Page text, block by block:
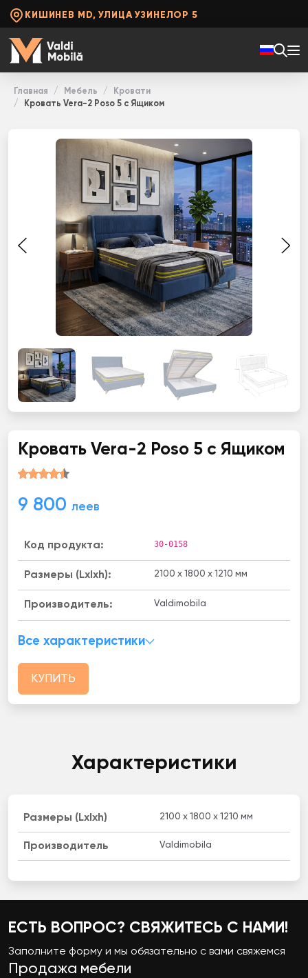
КИШИНЕВ MD, УЛИЦА УЗИНЕЛОР 5
Главная Мебель
Кровати
Кровать Vera-2 Poso 5 с Ящиком
Кровать Vera-2 Poso 5 с Ящиком
9 800 леев
Код продукта: 30-0158
Размеры (Lxlxh): 2100 x 1800 x 1210 мм
Производитель: Valdimobila
Все характеристики
КУПИТЬ
Характеристики
Размеры (Lxlxh) 2100 x 1800 x 1210 мм
Производитель Valdimobila
ЕСТЬ ВОПРОС? СВЯЖИТЕСЬ С НАМИ!
Заполните форму и мы обязательно с вами свяжемся
Продажа мебели